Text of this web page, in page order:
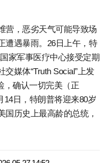
营，恶劣天气可能导致场
遭遇暴雨。26日上午，特
家军事医疗中心接受定期
媒体“Truth Social”上发
，确认一切完美（正
14日，特朗普将迎来80岁
国历史上最高龄的总统，